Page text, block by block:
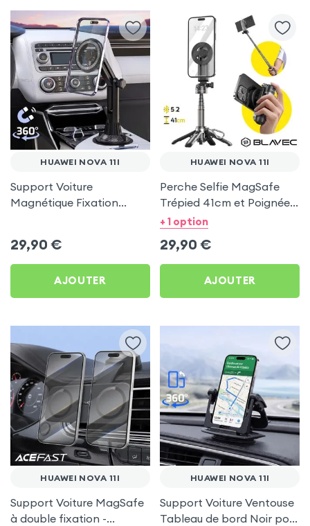
HUAWEI NOVA 11I
Support Voiture
Magnétique Fixation
29,90 €
AJOUTER
HUAWEI NOVA 11I
Perche Selfie MagSafe
Trépied 41cm et Poignée
Grip - Noir pour Huawei
+ 1 option
29,90 €
AJOUTER
HUAWEI NOVA 11I
Support Voiture MagSafe
à double fixation -
HUAWEI NOVA 11I
Support Voiture Ventouse
Tableau de bord Noir pour